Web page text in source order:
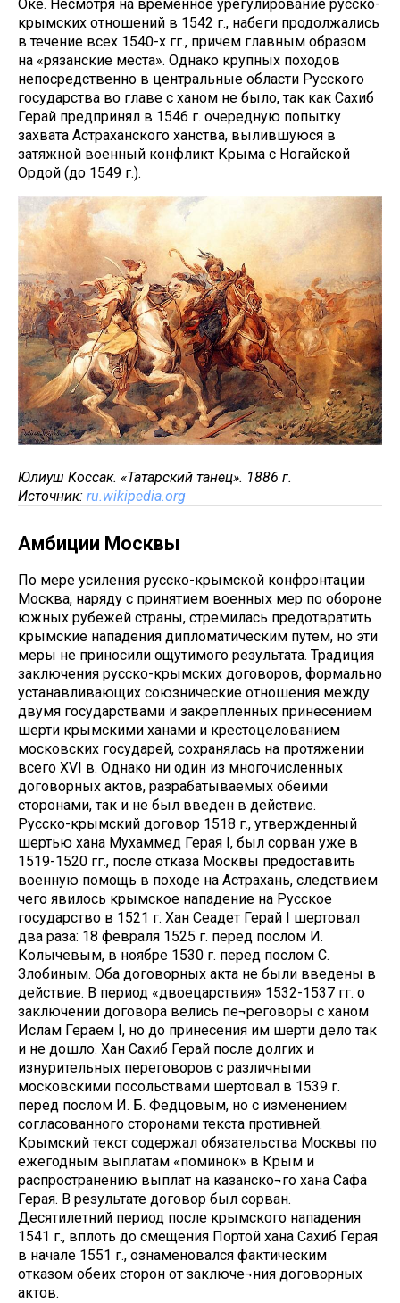
Оке. Несмотря на временное урегулирование русско-
крымских отношений в 1542 г., набеги продолжались
в течение всех 1540-х гг., причем главным образом
на «рязанские места». Однако крупных походов
непосредственно в центральные области Русского
государства во главе с ханом не было, так как Сахиб
Герай предпринял в 1546 г. очередную попытку
захвата Астраханского ханства, вылившуюся в
затяжной военный конфликт Крыма с Ногайской
Ордой (до 1549 г.).
Юлиуш Коссак. «Татарский танец». 1886 г.
Источник: ru.wikipedia.org
Амбиции Москвы
По мере усиления русско-крымской конфронтации
Москва, наряду с принятием военных мер по обороне
южных рубежей страны, стремилась предотвратить
крымские нападения дипломатическим путем, но эти
меры не приносили ощутимого результата. Традиция
заключения русско-крымских договоров, формально
устанавливающих союзнические отношения между
двумя государствами и закрепленных принесением
шерти крымскими ханами и крестоцелованием
московских государей, сохранялась на протяжении
всего XVI в. Однако ни один из многочисленных
договорных актов, разрабатываемых обеими
сторонами, так и не был введен в действие.
Русско-крымский договор 1518 г., утвержденный
шертью хана Мухаммед Герая I, был сорван уже в
1519-1520 гг., после отказа Москвы предоставить
военную помощь в походе на Астрахань, следствием
чего явилось крымское нападение на Русское
государство в 1521 г. Хан Сеадет Герай I шертовал
два раза: 18 февраля 1525 г. перед послом И.
Колычевым, в ноябре 1530 г. перед послом С.
Злобиным. Оба договорных акта не были введены в
действие. В период «двоецарствия» 1532-1537 гг. о
заключении договора велись пе¬реговоры с ханом
Ислам Гераем I, но до принесения им шерти дело так
и не дошло. Хан Сахиб Герай после долгих и
изнурительных переговоров с различными
московскими посольствами шертовал в 1539 г.
перед послом И. Б. Федцовым, но с изменением
согласованного сторонами текста противней.
Крымский текст содержал обязательства Москвы по
ежегодным выплатам «поминок» в Крым и
распространению выплат на казанско¬го хана Сафа
Герая. В результате договор был сорван.
Десятилетний период после крымского нападения
1541 г., вплоть до смещения Портой хана Сахиб Герая
в начале 1551 г., ознаменовался фактическим
отказом обеих сторон от заключе¬ния договорных
актов.